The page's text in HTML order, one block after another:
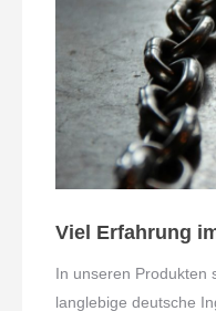
Viel Erfahrung
In unseren Produkten
langlebige deutsche